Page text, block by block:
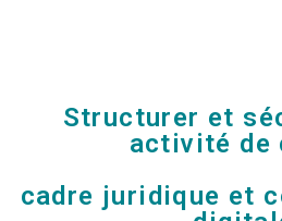
Structurer et
activité de
cadre juridique et